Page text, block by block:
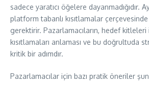
sadece yaratıcı öğelere dayanmadığıdır.
platform tabanlı kısıtlamalar
gerektirir. Pazarlamacıların, hedef
kısıtlamaları anlaması ve bu doğrultuda
kritik bir adımdır.
Pazarlamacılar için bazı pratik öneriler